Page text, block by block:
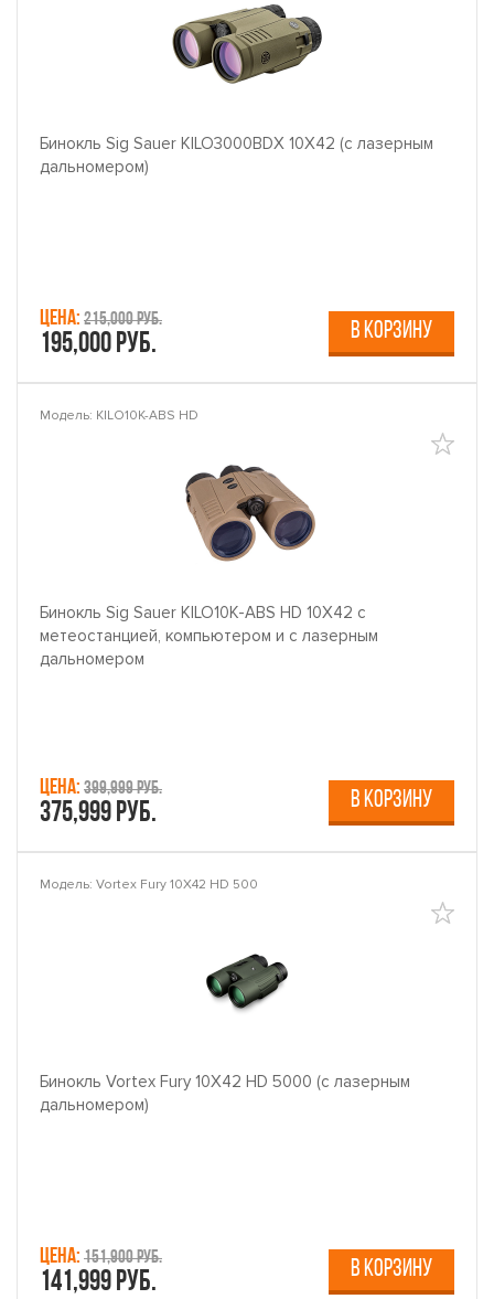
Бинокль Sig Sauer KILO3000BDX 10X42 (с лазерным
дальномером)
Цена: 215,000 руб.
195,000 руб. В КОРЗИНУ
Модель: KILO10K-ABS HD
Бинокль Sig Sauer KILO10K-ABS HD 10X42 с
метеостанцией, компьютером и с лазерным
дальномером
Цена: 399,999 руб.
375,999 руб. В КОРЗИНУ
Модель: Vortex Fury 10X42 HD 500
Бинокль Vortex Fury 10X42 HD 5000 (с лазерным
дальномером)
Цена: 151,900 руб.
141,999 руб. В КОРЗИНУ